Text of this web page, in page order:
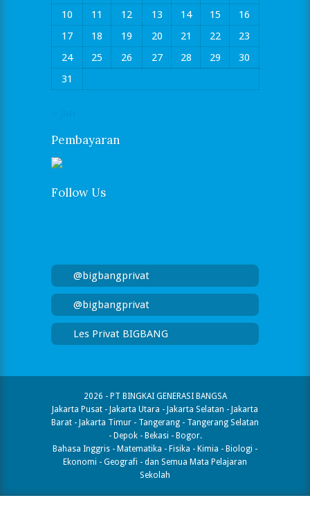
10
11 12 13 14 15
16
17
18 19 20 21 22
23
24
25 26 27 28 29
30
31
Pembayaran
Follow Us
@bigbangprivat
@bigbangprivat
Les Privat BIGBANG
2026 - PT BINGKAI GENERASI BANGSA
Jakarta Pusat - Jakarta Utara - Jakarta Selatan - Jakarta
Barat - Jakarta Timur - Tangerang - Tangerang Selatan
- Depok - Bekasi - Bogor.
Bahasa Inggris - Matematika - Fisika - Kimia - Biologi -
Ekonomi - Geografi​ - dan Semua Mata Pelajaran
Sekolah